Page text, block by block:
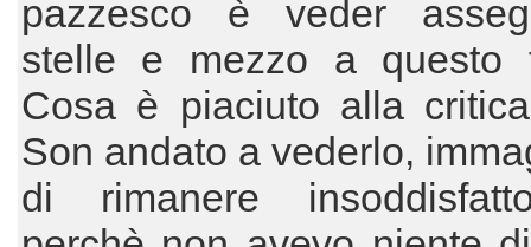
pazzesco è veder
stelle e mezzo a questo
Cosa è piaciuto alla
Son andato a vederlo,
di rimanere